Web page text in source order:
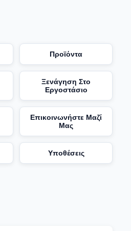
Προϊόντα
Ξενάγηση Στο
Εργοστάσιο
Επικοινωνήστε Μαζί
Μας
Υποθέσεις